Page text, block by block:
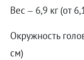
Вес – 6,9 кг (от
Окружность
см)